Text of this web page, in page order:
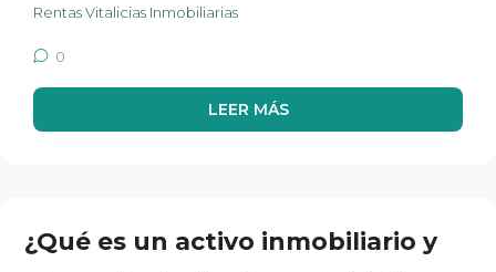
Rentas Vitalicias Inmobiliarias
0
LEER MÁS
¿Qué es un activo inmobiliario y